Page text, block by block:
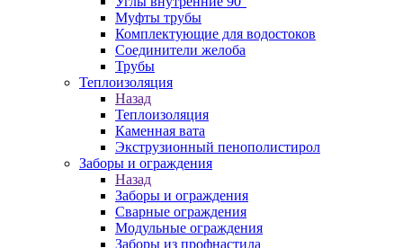
Муфты трубы
Комплектующие для водостоков
Соединители желоба
Трубы
Теплоизоляция
Назад
Теплоизоляция
Каменная вата
Экструзионный пенополистирол
Заборы и ограждения
Назад
Заборы и ограждения
Сварные ограждения
Модульные ограждения
Заборы из профнастила